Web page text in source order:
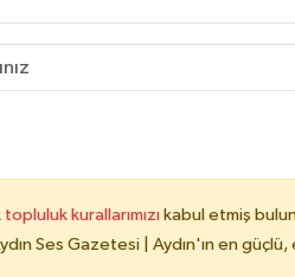
topluluk kurallarımızı kabul etmiş
Ses Gazetesi | Aydın'ın en